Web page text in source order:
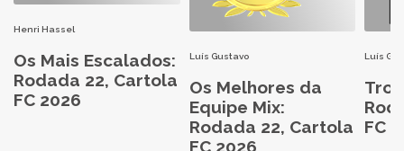
Henri Hassel
Os Mais Escalados:
Rodada 22, Cartola
FC 2026
Luís Gustavo
Os Melhores da
Equipe Mix:
Rodada 22, Cartola
FC 2026
Luís
FC